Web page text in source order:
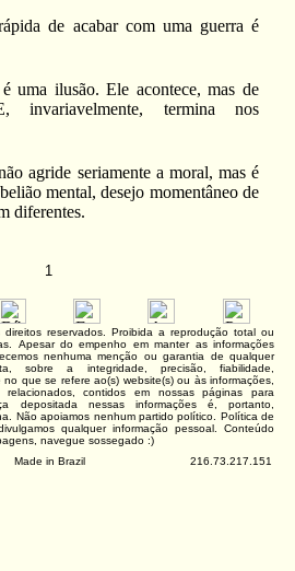
de acabar com uma guerra é
uma ilusão. Ele acontece, mas de
invariavelmente, termina nos
agride seriamente a moral, mas é
mental, desejo momentâneo de
diferentes.
1
reservados. Proibida a reprodução total ou
Apesar do empenho em manter as informações
nenhuma menção ou garantia de qualquer
sobre a integridade, precisão, fiabilidade,
que se refere ao(s) website(s) ou às informações,
contidos em nossas páginas para
depositada nessas informações é, portanto,
Não apoiamos nenhum partido político. Política de
qualquer informação pessoal. Conteúdo
navegue sossegado :)
Made in Brazil 216.73.217.151